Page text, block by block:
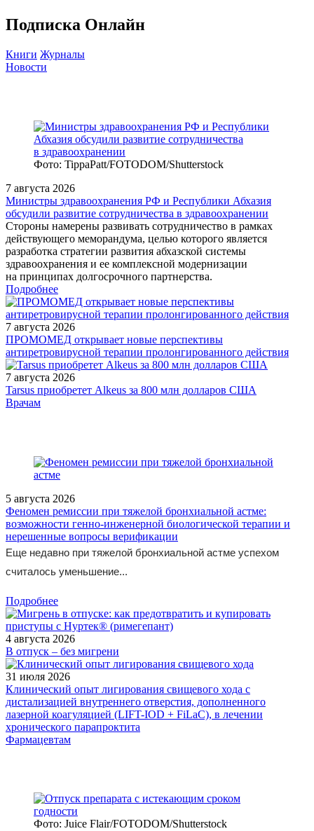
Подписка Онлайн
Книги Журналы
Новости
Фото: TippaPatt/FOTODOM/Shutterstock
7 августа 2026
Министры здравоохранения РФ и Республики Абхазия
обсудили развитие сотрудничества в здравоохранении
Стороны намерены развивать сотрудничество в рамках
действующего меморандума, целью которого является
разработка стратегии развития абхазской системы
здравоохранения и ее комплексной модернизации
на принципах долгосрочного партнерства.
Подробнее
7 августа 2026
ПРОМОМЕД открывает новые перспективы
антиретровирусной терапии пролонгированного действия
7 августа 2026
Tarsus приобретет Alkeus за 800 млн долларов США
/doctor/pulmonology/tselesoobraznost-vklyucheniya-preparata-
Врачам
5 августа 2026
Феномен ремиссии при тяжелой бронхиальной астме:
возможности генно-инженерной биологической терапии и
нерешенные вопросы верификации
Еще недавно при тяжелой бронхиальной астме успехом
считалось уменьшение...
Подробнее
4 августа 2026
В отпуск – без мигрени
31 июля 2026
Клинический опыт лигирования свищевого хода с
дистализацией внутреннего отверстия, дополненного
лазерной коагуляцией (LIFT-IOD + FiLaC), в лечении
хронического парапроктита
Фармацевтам
Фото: Juice Flair/FOTODOM/Shutterstoсk